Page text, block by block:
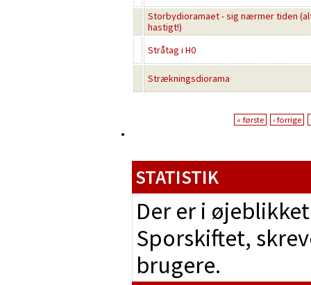
Storbydioramaet - sig nærmer tiden
hastigt!)
Stråtag i H0
Strækningsdiorama
« første ‹ forrige
STATISTIK
Der er i
Sporskiftet,
brugere.